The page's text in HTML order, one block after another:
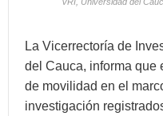
La Vicerrectoría de
del Cauca, informa que
de movilidad en el
investigación